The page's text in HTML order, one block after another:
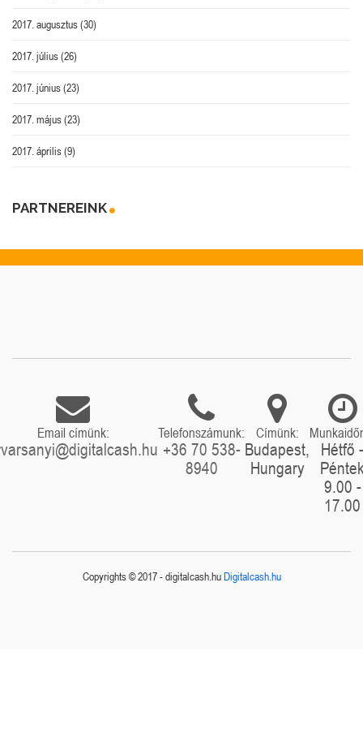
2017. augusztus(30)
2017. július(26)
2017. június(23)
2017. május(23)
2017. április(9)
PARTNEREINK
Email címünk: Telefonszámunk:
+36 70 538-
8940
Címünk:
Budapest,
Hungary
Hétfő -
9.00 -
17.00
Copyrights © 2017 - digitalcash.huDigitalcash.hu